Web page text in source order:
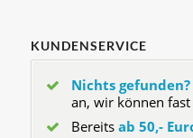
KUNDENSERVICE
Nichts gefunden?
an, wir können fast
Bereits ab 50,-